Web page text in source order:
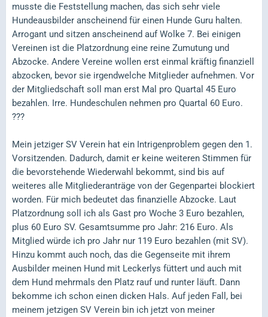
musste die Feststellung machen, das sich sehr viele
Hundeausbilder anscheinend für einen Hunde Guru halten.
Arrogant und sitzen anscheinend auf Wolke 7. Bei einigen
Vereinen ist die Platzordnung eine reine Zumutung und
Abzocke. Andere Vereine wollen erst einmal kräftig finanziell
abzocken, bevor sie irgendwelche Mitglieder aufnehmen. Vor
der Mitgliedschaft soll man erst Mal pro Quartal 45 Euro
bezahlen. Irre. Hundeschulen nehmen pro Quartal 60 Euro.
???
Mein jetziger SV Verein hat ein Intrigenproblem gegen den 1.
Vorsitzenden. Dadurch, damit er keine weiteren Stimmen für
die bevorstehende Wiederwahl bekommt, sind bis auf
weiteres alle Mitgliederanträge von der Gegenpartei blockiert
worden. Für mich bedeutet das finanzielle Abzocke. Laut
Platzordnung soll ich als Gast pro Woche 3 Euro bezahlen,
plus 60 Euro SV. Gesamtsumme pro Jahr: 216 Euro. Als
Mitglied würde ich pro Jahr nur 119 Euro bezahlen (mit SV).
Hinzu kommt auch noch, das die Gegenseite mit ihrem
Ausbilder meinen Hund mit Leckerlys füttert und auch mit
dem Hund mehrmals den Platz rauf und runter läuft. Dann
bekomme ich schon einen dicken Hals. Auf jeden Fall, bei
meinem jetzigen SV Verein bin ich jetzt von meiner